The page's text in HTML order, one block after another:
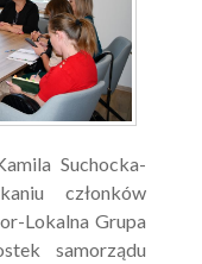
Suchocka-
członków
Lokalna Grupa
samorządu